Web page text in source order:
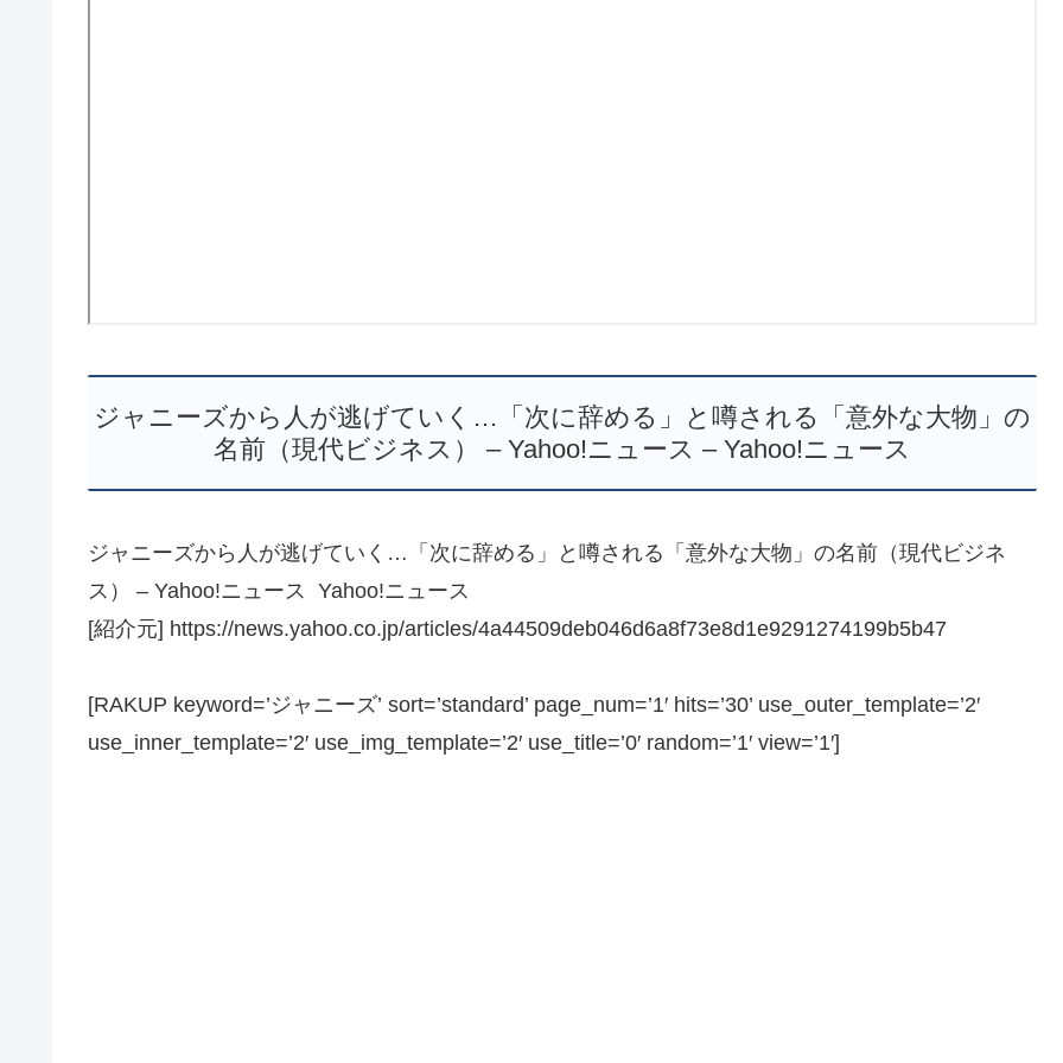
ジャニーズから人が逃げていく…「次に辞める」と噂される「意外な大物」の
名前（現代ビジネス） – Yahoo!ニュース – Yahoo!ニュース
ジャニーズから人が逃げていく…「次に辞める」と噂される「意外な大物」の名前（現代ビジネ
ス） – Yahoo!ニュース Yahoo!ニュース
[紹介元] https://news.yahoo.co.jp/articles/4a44509deb046d6a8f73e8d1e9291274199b5b47
[RAKUP keyword=’ジャニーズ’ sort=’standard’ page_num=’1′ hits=’30’ use_outer_template=’2′
use_inner_template=’2′ use_img_template=’2′ use_title=’0′ random=’1′ view=’1′]